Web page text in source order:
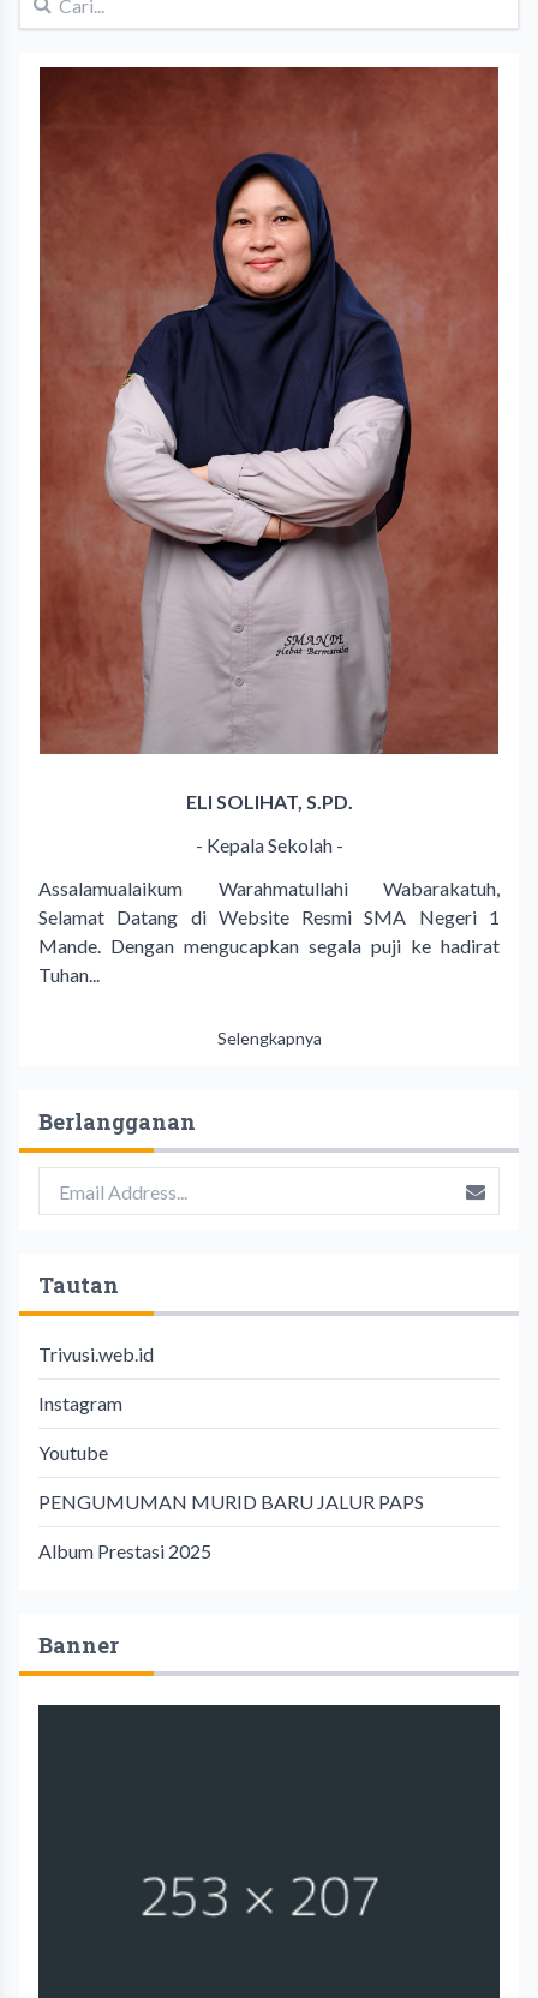
ELI SOLIHAT, S.PD.
- Kepala Sekolah -
Assalamualaikum Warahmatullahi Wabarakatuh,
Selamat Datang di Website Resmi SMA Negeri 1
Mande. Dengan mengucapkan segala puji ke hadirat
Tuhan...
Selengkapnya
Berlangganan
Tautan
Trivusi.web.id
Instagram
Youtube
PENGUMUMAN MURID BARU JALUR PAPS
Album Prestasi 2025
Banner